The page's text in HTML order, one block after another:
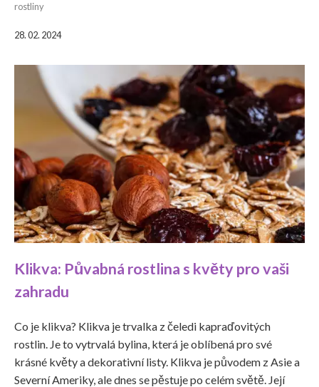
rostliny
28. 02. 2024
Klikva: Půvabná rostlina s květy pro vaši
zahradu
Co je klikva? Klikva je trvalka z čeledi kapraďovitých
rostlin. Je to vytrvalá bylina, která je oblíbená pro své
krásné květy a dekorativní listy. Klikva je původem z Asie a
Severní Ameriky, ale dnes se pěstuje po celém světě. Její